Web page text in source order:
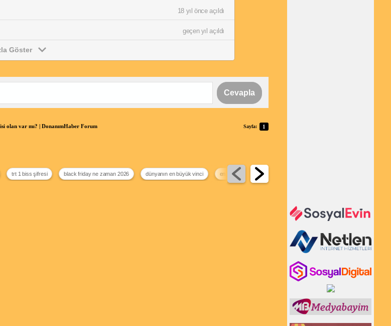
18 yıl önce açıldı
geçen yıl açıldı
Göster
Cevapla
Sayfa: 1
olan var mı? | DonanımHaber Forum
trt 1 biss şifresi black friday ne zaman 2026 dünyanın en büyük vinci en iyi deprem uygulaması